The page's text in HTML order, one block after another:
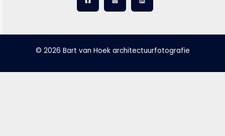
© 2026 Bart van Hoek architectuurfotografie